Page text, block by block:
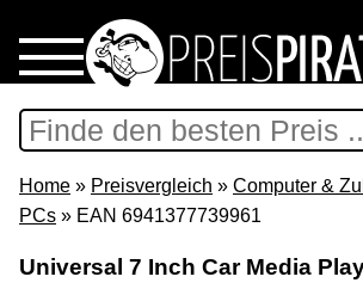
Home
Download
Home » Preisvergleich » Computer &
PCs » EAN 6941377739961
Universal 7 Inch Car Media